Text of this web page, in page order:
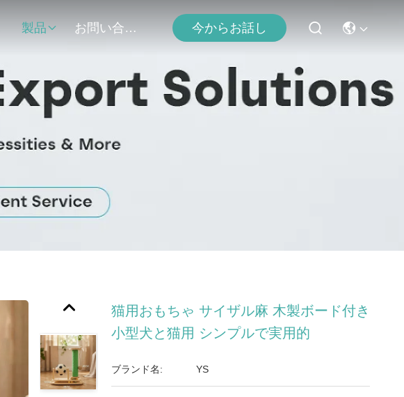
製品 お問い合わせ 今からお話し
猫用おもちゃ サイザル麻 木製ボード付き
小型犬と猫用 シンプルで実用的
ブランド名: YS